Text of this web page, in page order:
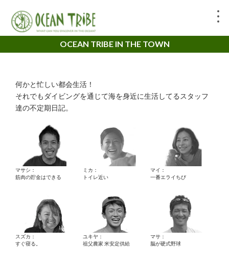
OCEAN TRIBE IN THE TOWN
何かと忙しい都会生活！
それでもダイビングを通じて海を身近に生活してるスタッフ
達の不定期日記。
マサシ：
筋肉の貯金はできる
ミカ：
トイレ近い
マイ：
一番エライちび
スズカ：
すぐ寝る。
ユキヤ：
祖父農家 米安定供給
マサ：
脳が硬式野球